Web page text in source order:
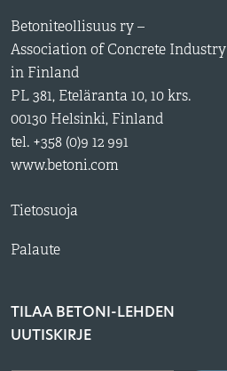
Betoniteollisuus ry –
Association of Concrete Industry
in Finland
PL 381, Eteläranta 10, 10 krs.
00130 Helsinki, Finland
tel. +358 (0)9 12 991
www.betoni.com
Tietosuoja
Palaute
TILAA BETONI-LEHDEN
UUTISKIRJE